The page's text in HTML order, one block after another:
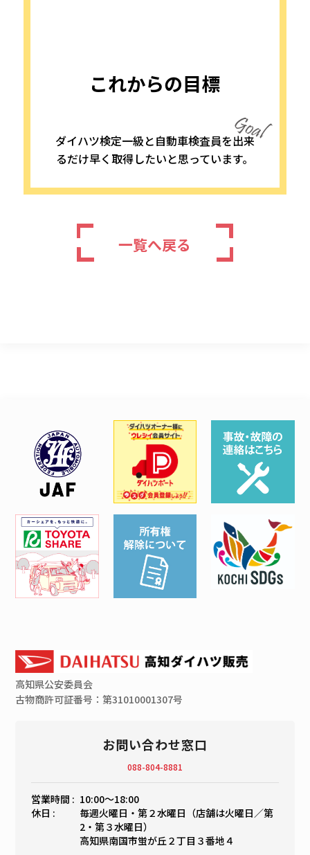
これからの目標
ダイハツ検定一級と自動車検査員を出来
るだけ早く取得したいと思っています。
一覧へ戻る
高知県公安委員会
古物商許可証番号：第31010001307号
お問い合わせ窓口
088-804-8881
営業時間 : 10:00〜18:00
休日 :
毎週火曜日・第２水曜日（店舗は火曜日／第
2・第３水曜日）
高知県南国市蛍が丘２丁目３番地４